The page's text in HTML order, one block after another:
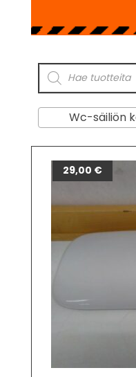
Wc-säiliön
29,00 €